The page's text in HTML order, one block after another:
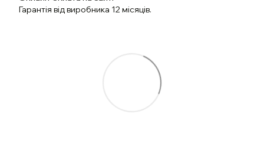
Гарантія від виробника 12 місяців.